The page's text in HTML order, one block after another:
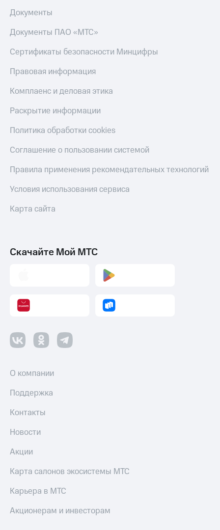
Документы
Документы ПАО «МТС»
Сертификаты безопасности Минцифры
Правовая информация
Комплаенс и деловая этика
Раскрытие информации
Политика обработки cookies
Соглашение о пользовании системой
Правила применения рекомендательных технологий
Условия использования сервиса
Карта сайта
Скачайте Мой МТС
О компании
Поддержка
Контакты
Новости
Акции
Карта салонов экосистемы МТС
Карьера в МТС
Акционерам и инвесторам